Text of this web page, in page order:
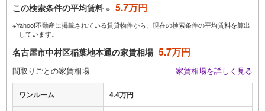
この検索条件の平均賃料 ※ 5.7万円
※Yahoo!不動産に掲載されている賃貸物件から、現在の検索条件の平均賃料を算出
しています。
名古屋市中村区稲葉地本通の家賃相場 5.7万円
間取りごとの家賃相場 家賃相場を詳しく見る
ワンルーム 4.4万円